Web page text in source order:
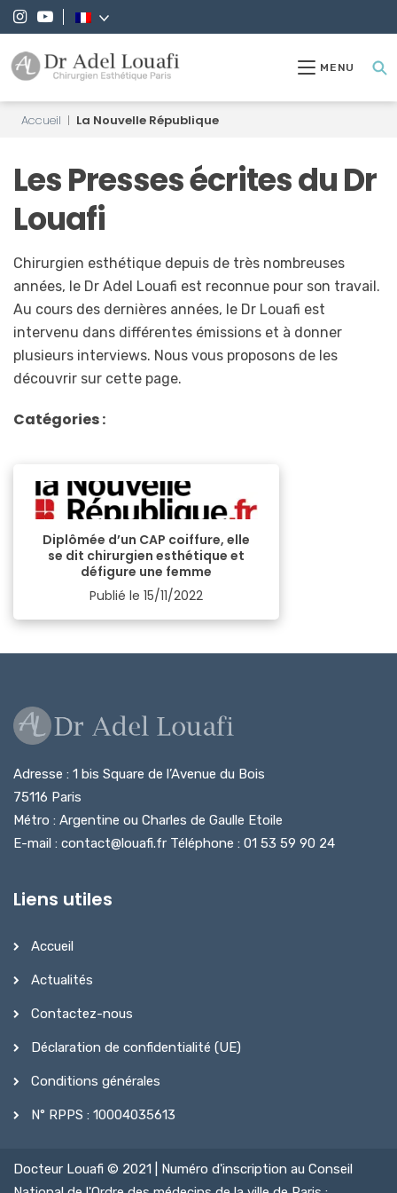
MENU
Accueil | La Nouvelle République
Les Presses écrites du Dr
Louafi
Chirurgien esthétique depuis de très nombreuses
années, le Dr Adel Louafi est reconnue pour son travail.
Au cours des dernières années, le Dr Louafi est
intervenu dans différentes émissions et à donner
plusieurs interviews. Nous vous proposons de les
découvrir sur cette page.
Catégories :
Diplômée d’un CAP coiffure, elle
se dit chirurgien esthétique et
défigure une femme
Publié le 15/11/2022
Adresse : 1 bis Square de l’Avenue du Bois
75116 Paris
Métro : Argentine ou Charles de Gaulle Etoile
E-mail : contact@louafi.fr Téléphone : 01 53 59 90 24
Liens utiles
Accueil
Actualités
Contactez-nous
Déclaration de confidentialité (UE)
Conditions générales
N° RPPS : 10004035613
Docteur Louafi © 2021 | Numéro d'inscription au Conseil